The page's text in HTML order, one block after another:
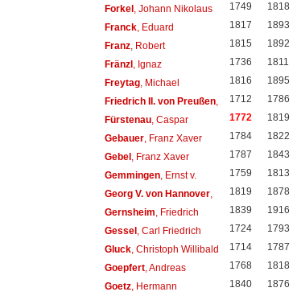
Forkel, Johann Nikolaus 1749 1818
Franck, Eduard 1817 1893
Franz, Robert 1815 1892
Fränzl, Ignaz 1736 1811
Freytag, Michael 1816 1895
Friedrich II. von Preußen, 1712 1786
Fürstenau, Caspar 1772 1819
Gebauer, Franz Xaver 1784 1822
Gebel, Franz Xaver 1787 1843
Gemmingen, Ernst v. 1759 1813
Georg V. von Hannover, 1819 1878
Gernsheim , Friedrich 1839 1916
Gessel, Carl Friedrich 1724 1793
Gluck, Christoph Willibald 1714 1787
Goepfert, Andreas 1768 1818
Goetz, Hermann 1840 1876